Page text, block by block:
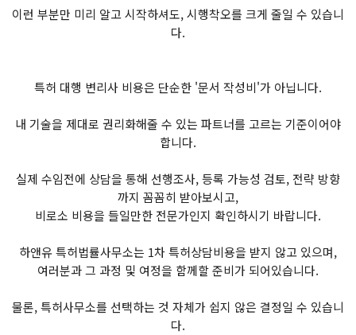
이런 부분만 미리 알고 시작하셔도, 시행착오를 크게 줄일 수 있습니
다.
특허 대행 변리사 비용은 단순한 '문서 작성비'가 아닙니다.
내 기술을 제대로 권리화해줄 수 있는 파트너를 고르는 기준이어야
합니다.
실제 수임전에 상담을 통해 선행조사, 등록 가능성 검토, 전략 방향
까지 꼼꼼히 받아보시고,
비로소 비용을 들일만한 전문가인지 확인하시기 바랍니다.
하앤유 특허법률사무소는 1차 특허상담비용을 받지 않고 있으며,
여러분과 그 과정 및 여정을 함께할 준비가 되어있습니다.
물론, 특허사무소를 선택하는 것 자체가 쉽지 않은 결정일 수 있습니
다.